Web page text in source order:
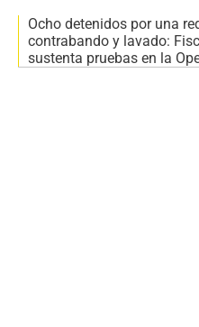
Ocho detenidos por una
contrabando y lavado:
sustenta pruebas en la